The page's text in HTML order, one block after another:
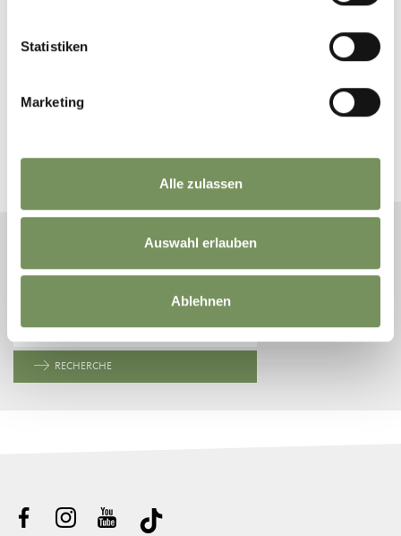
Statistiken
Marketing
Alle zulassen
Auswahl erlauben
Ablehnen
RÉSERVEZ VOS VACANCES À
MERANO
de rêve
RECHERCHE